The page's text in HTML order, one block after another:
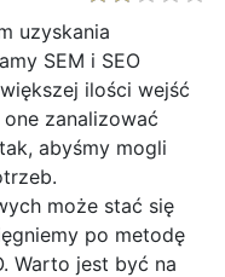
uzyskania
SEM i SEO
ilości wejść
zanalizować
abyśmy mogli
może stać się
po metodę
Warto jest być na